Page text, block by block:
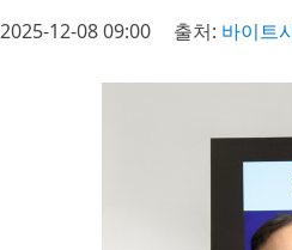
2025-12-08 09:00 출처: 바이트